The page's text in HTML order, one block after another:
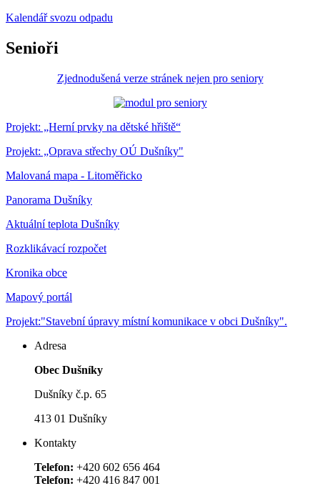
Kalendář svozu odpadu
Senioři
Zjednodušená verze stránek nejen pro seniory
Projekt: „Herní prvky na dětské hřiště“
Projekt: „Oprava střechy OÚ Dušníky"
Malovaná mapa - Litoměřicko
Panorama Dušníky
Aktuální teplota Dušníky
Rozklikávací rozpočet
Kronika obce
Mapový portál
Projekt:"Stavební úpravy místní komunikace v obci Dušníky".
Adresa
Obec Dušníky
Dušníky č.p. 65
413 01 Dušníky
Kontakty
Telefon: +420 602 656 464
Telefon: +420 416 847 001